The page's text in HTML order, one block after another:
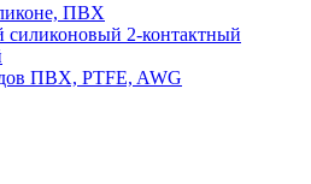
ПВХ
силиконовый 2-контактный
ПВХ, PTFE, AWG